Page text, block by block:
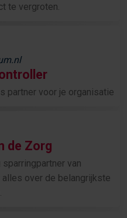
te vergroten.
partner voor je organisatie
de Zorg
van
over de belangrijkste